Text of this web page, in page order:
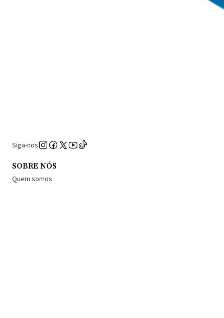
Siga-nos
SOBRE NÓS
Quem somos